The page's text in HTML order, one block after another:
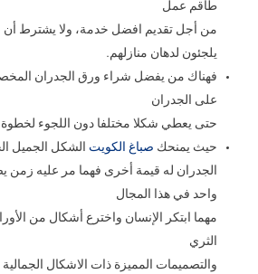
طاقم عمل
من أجل تقديم افضل خدمة، ولا يشترط أن
يلجئون لدهان منازلهم.
فهناك من يفضل شراء ورق الجدران
على الجدران
حتى يعطي شكلا مختلفا دون اللجوء لخطوة
حيث يمنحك صباغ الكويت الشكل الجميل
الجدران له قيمة أخرى فهما مر عليه زمن
واحد في هذا المجال
مهما ابتكر الإنسان واخترع أشكال من
الثري
والتصميمات المميزة ذات الاشكال